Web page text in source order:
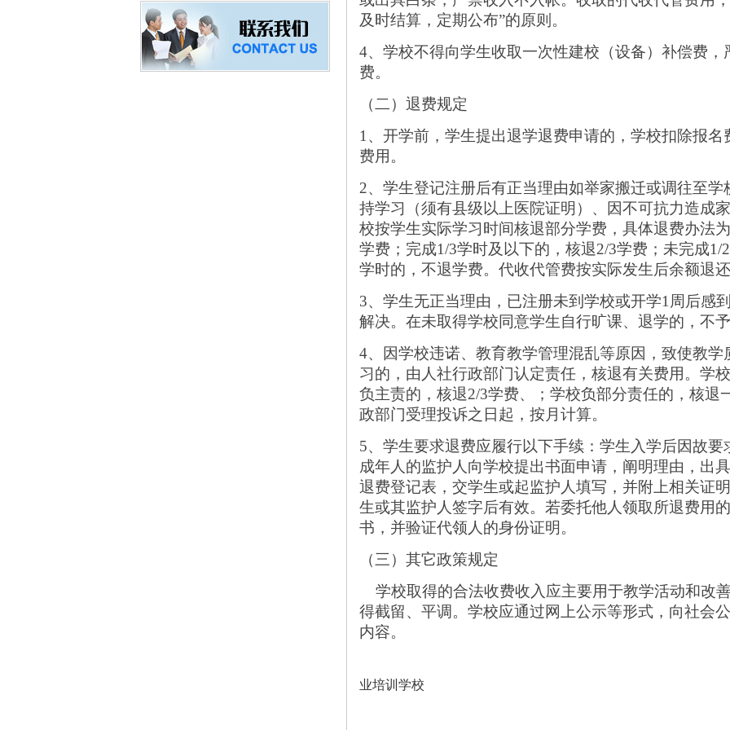
及时结算，定期公布”的原则。
4、学校不得向学生收取一次性建校（设备）补偿费，
费。
（二）退费规定
1、开学前，学生提出退学退费申请的，学校扣除报
费用。
2、学生登记注册后有正当理由如举家搬迁或调往至
持学习（须有县级以上医院证明）、因不可抗力造成
校按学生实际学习时间核退部分学费，具体退费办法
学费；完成1/3学时及以下的，核退2/3学费；未完成1/
学时的，不退学费。代收代管费按实际发生后余额退
3、学生无正当理由，已注册未到学校或开学1周后感
解决。在未取得学校同意学生自行旷课、退学的，不
4、因学校违诺、教育教学管理混乱等原因，致使教
习的，由人社行政部门认定责任，核退有关费用。学
负主责的，核退2/3学费、；学校负部分责任的，核退
政部门受理投诉之日起，按月计算。
5、学生要求退费应履行以下手续：学生入学后因故
成年人的监护人向学校提出书面申请，阐明理由，出
退费登记表，交学生或起监护人填写，并附上相关证
生或其监护人签字后有效。若委托他人领取所退费用
书，并验证代领人的身份证明。
（三）其它政策规定
学校取得的合法收费收入应主要用于教学活动和改
得截留、平调。学校应通过网上公示等形式，向社会
内容。
业培训学校